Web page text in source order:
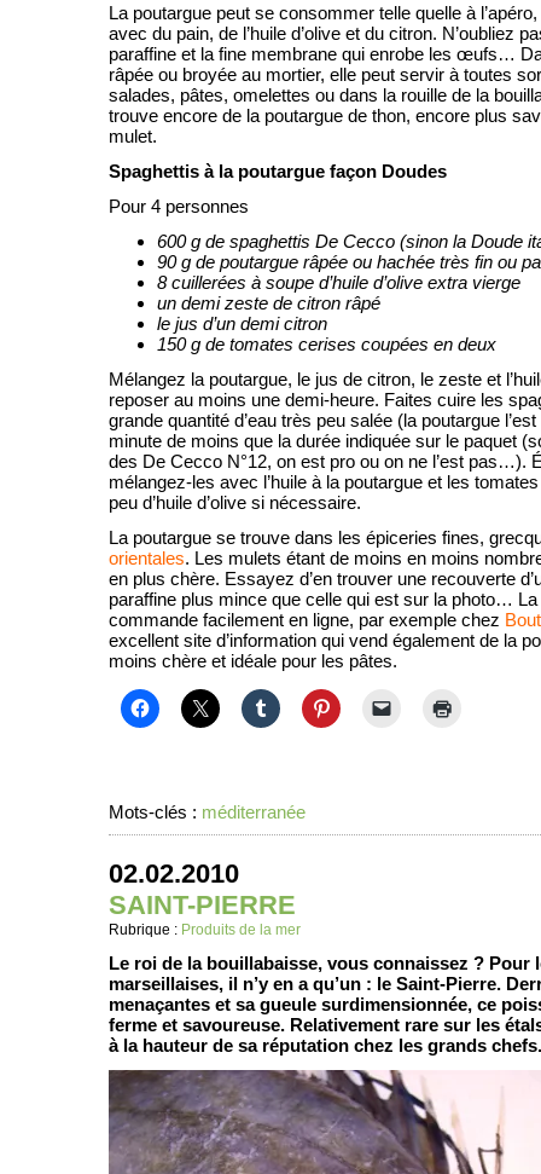
La poutargue peut se consommer telle quelle à
avec du pain, de l’huile d’olive et du citron. N’oubliez
paraffine et la fine membrane qui enrobe les œufs…
râpée ou broyée au mortier, elle peut servir à toutes
salades, pâtes, omelettes ou dans la rouille de la
trouve encore de la poutargue de thon, encore plus
mulet.
Spaghettis à la poutargue façon Doudes
Pour 4 personnes
600 g de spaghettis De Cecco (sinon la Doude
90 g de poutargue râpée ou hachée très fin ou
8 cuillerées à soupe d’huile d’olive extra vierge
un demi zeste de citron râpé
le jus d’un demi citron
150 g de tomates cerises coupées en deux
Mélangez la poutargue, le jus de citron, le zeste et
reposer au moins une demi-heure. Faites cuire les
grande quantité d’eau très peu salée (la poutargue
minute de moins que la durée indiquée sur le paquet
des De Cecco N°12, on est pro ou on ne l’est pas…).
mélangez-les avec l’huile à la poutargue et les
peu d’huile d’olive si nécessaire.
La poutargue se trouve dans les épiceries fines,
orientales. Les mulets étant de moins en moins
en plus chère. Essayez d’en trouver une recouverte
paraffine plus mince que celle qui est sur la photo…
commande facilement en ligne, par exemple chez
excellent site d’information qui vend également de la
moins chère et idéale pour les pâtes.
Mots-clés : méditerranée
02.02.2010
SAINT-PIERRE
Rubrique : Produits de la mer
Le roi de la bouillabaisse, vous connaissez ? Pour
marseillaises, il n’y en a qu’un : le Saint-Pierre.
menaçantes et sa gueule surdimensionnée, ce
ferme et savoureuse. Relativement rare sur les
à la hauteur de sa réputation chez les grands chefs.